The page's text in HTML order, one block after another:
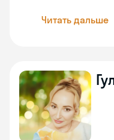
Читать дальше